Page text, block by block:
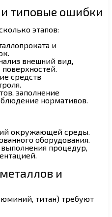
типовые ошибки
этапов:
и
внешний вид,
средств
заполнение
нормативов.
окружающей среды.
оборудования.
процедур,
и
титан) требуют